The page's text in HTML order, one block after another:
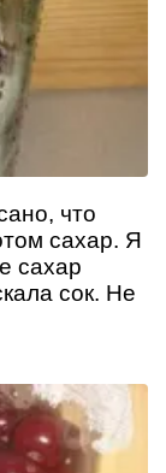
что
сахар. Я
сахар
сок. Не